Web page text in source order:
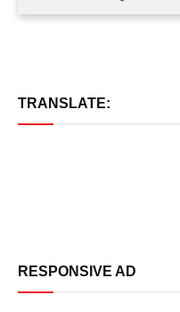
TRANSLATE:
RESPONSIVE AD